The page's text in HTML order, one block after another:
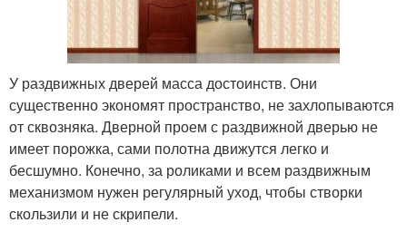
У раздвижных дверей масса достоинств. Они
существенно экономят пространство, не захлопываются
от сквозняка. Дверной проем с раздвижной дверью не
имеет порожка, сами полотна движутся легко и
бесшумно. Конечно, за роликами и всем раздвижным
механизмом нужен регулярный уход, чтобы створки
скользили и не скрипели.